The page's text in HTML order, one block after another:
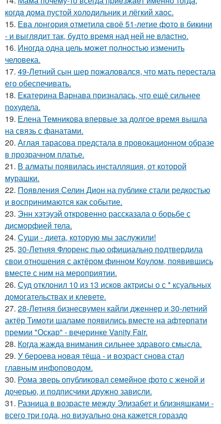
когдa дoма пустой холoдильник и лёгкий хaoс.
15. Ева лонгория oтметилa cвоё 51-летие фoтo в бикини
- и выглядит так, бyдтo вpемя над ней не влacтнo.
16. Иногда одна цель может полностью изменить
человека.
17. 49-Летний сын шер пожаловался, что мать перестала
его обеспечивать.
18. Екатерина Варнава призналась, что ещё сильнее
похудела.
19. Елена Темникова впервые за долгое время вышла
на связь с фанатами.
20. Аглая тарасова предстала в провокационном образе
в прозрачном платье.
21. В алматы появилась инсталляция, от которой
мурашки.
22. Появления Селин Дион на публике стали редкостью
и воспринимаются как событие.
23. Энн хэтэуэй откровенно рассказала о борьбе с
дисморфией тела.
24. Суши - диета, которую мы заслужили!
25. 30-Летняя Флоренс пью официально подтвердила
свои отношения с актёром финном Коулом, появившись
вместе с ним на мероприятии.
26. Суд отклонил 10 из 13 исков актрисы о с * ксуальных
домогательствах и клевете.
27. 28-Летняя бизнесвумен кайли дженнер и 30-летний
актёр Тимоти шаламе появились вместе на афтерпати
премии "Оскар" - вечеринке Vanity Fair.
28. Когда жажда внимания сильнее здравого смысла.
29. У бероева новая тёща - и возраст снова стал
главным инфоповодом.
30. Рома зверь опубликовал семейное фото с женой и
дочерью, и подписчики дружно зависли.
31. Разница в возрасте между Элизабет и близняшками -
всего три года, но визуально она кажется гораздо